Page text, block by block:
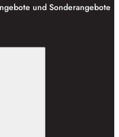
und Sonderangebote